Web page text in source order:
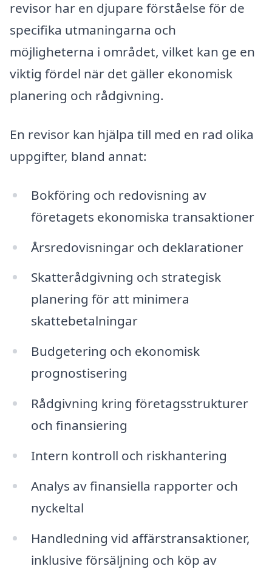
revisor har en djupare förståelse för de
specifika utmaningarna och
möjligheterna i området, vilket kan ge en
viktig fördel när det gäller ekonomisk
planering och rådgivning.
En revisor kan hjälpa till med en rad olika
uppgifter, bland annat:
Bokföring och redovisning av
företagets ekonomiska transaktioner
Årsredovisningar och deklarationer
Skatterådgivning och strategisk
planering för att minimera
skattebetalningar
Budgetering och ekonomisk
prognostisering
Rådgivning kring företagsstrukturer
och finansiering
Intern kontroll och riskhantering
Analys av finansiella rapporter och
nyckeltal
Handledning vid affärstransaktioner,
inklusive försäljning och köp av